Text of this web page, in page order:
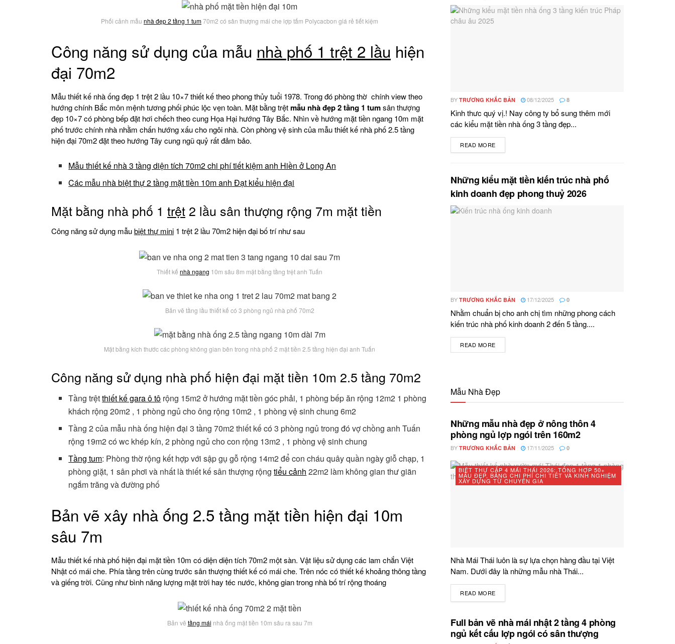
Phối cảnh mẫu nhà đẹp 2 tầng 1 tum70m2 có sân thượng mái che lợp tấm Polycacbon giá rẻ tiết kiệm
Công năng sử dụng của mẫu nhà phố 1 trệt 2 lầu hiện
đại 70m2
Mẫu thiết kế nhà ống đẹp 1 trệt 2 lầu 10×7 thiết kế theo phong thủy tuổi 1978. Trong đó phòng thờ chính view theo
hướng chính Bắc môn mệnh tương phối phúc lộc vẹn toàn. Mặt bằng trệtmẫu nhà đẹp 2 tầng 1 tumsân thượng
đẹp 10×7 có phòng bếp đặt hơi chếch theo cung Họa Hại hướng Tây Bắc. Nhìn về hướng mặt tiền ngang 10m mặt
phố trước chính nhà nhằm chấn hướng xấu cho ngôi nhà. Còn phòng vệ sinh của mẫu thiết kế nhà phố 2.5 tầng
hiện đại 70m2 đặt theo hướng Tây cung ngũ quỷ rất đảm bảo.
Mẫu thiết kế nhà 3 tầng diện tích 70m2 chi phí tiết kiệm anh Hiền ở Long An
Các mẫu nhà biệt thự 2 tầng mặt tiền 10m anh Đạt kiểu hiện đại
Mặt bằng nhà phố 1 trệt 2 lầu sân thượng rộng 7m mặt tiền
Công năng sử dụng mẫubiệt thự mini 1 trệt 2 lầu 70m2 hiện đại bố trí như sau
Thiết kế nhà ngang 10m sâu 8m mặt bằng tầng trệt anh Tuấn
Bản vẽ tầng lầu thiết kế có 3 phòng ngủ nhà phố 70m2
Mặt bằng kích thước các phòng không gian bên trong nhà phố 2 mặt tiền 2.5 tầng hiện đại anh Tuấn
Công năng sử dụng nhà phố hiện đại mặt tiền 10m 2.5 tầng 70m2
Tầng trệtthiết kế gara ô tô rộng 15m2 ở hướng mặt tiền góc phải, 1 phòng bếp ăn rộng 12m2 1 phòng
khách rộng 20m2 , 1 phòng ngủ cho ông rộng 10m2 , 1 phòng vệ sinh chung 6m2
Tầng 2 của mẫu nhà ống hiện đại 3 tầng 70m2 thiết kế có 3 phòng ngủ trong đó vợ chồng anh Tuấn
rộng 19m2 có wc khép kín, 2 phòng ngủ cho con rộng 13m2 , 1 phòng vệ sinh chung
Tầng tum: Phòng thờ rộng kết hợp với sập gụ gỗ rộng 14m2 để con cháu quây quần ngày giỗ chạp, 1
phòng giặt, 1 sân phơi và nhất là thiết kế sân thượng rộngtiểu cảnh 22m2 làm không gian thư giãn
ngắm trăng và đường phố
Bản vẽ xây nhà ống 2.5 tầng mặt tiền hiện đại 10m
sâu 7m
Mẫu thiết kế nhà phố hiện đại mặt tiền 10m có diện diện tích 70m2 một sàn. Vật liệu sử dụng các lam chắn Việt
Nhật có mái che. Phía tầng trên cùng trước sân thượng thiết kế có mái che. Trên nóc có thiết kế khoảng thông tầng
và giếng trời. Cũng như bình năng lượng mặt trời hay téc nước, không gian trong nhà bố trí rộng thoáng
Bản vẽ tầng mái nhà ống mặt tiền 10m sâu ra sau 7m
BY TRƯƠNG KHẮC BẢN 08/12/2025 8
Kinh thưc quý vị.! Nay công ty bổ sung thêm mới
các kiểu mặt tiền nhà ống 3 tầng đẹp...
READ MORE
Những kiểu mặt tiền kiến trúc nhà phố
kinh doanh đẹp phong thuỷ 2026
BY TRƯƠNG KHẮC BẢN 17/12/2025 0
Nhằm chuẩn bị cho anh chị tìm những phong cách
kiến trúc nhà phố kinh doanh 2 đến 5 tầng....
READ MORE
Mẫu Nhà Đẹp
Những mẫu nhà đẹp ở nông thôn 4
phòng ngủ lợp ngói trên 160m2
BY TRƯƠNG KHẮC BẢN 17/11/2025 0
BIỆT THỰ CẤP 4 MÁI THÁI 2026: TỔNG HỢP 50+
MẪU ĐẸP, BẢNG CHI PHÍ CHI TIẾT VÀ KINH NGHIỆM
XÂY DỰNG TỪ CHUYÊN GIA
Nhà Mái Thái luôn là sự lựa chọn hàng đầu tại Việt
Nam. Dưới đây là những mẫu nhà Thái...
READ MORE
Full bản vẽ nhà mái nhật 2 tầng 4 phòng
ngủ kết cấu lợp ngói có sân thượng